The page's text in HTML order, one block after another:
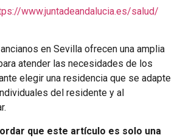
www.juntadeandalucia.es/salud/
en Sevilla ofrecen una amplia
atender las necesidades de los
elegir una residencia que se adapte
del residente y al
que este artículo es solo una